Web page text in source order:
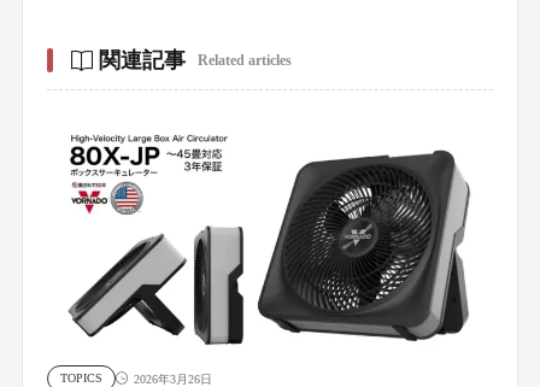
関連記事 Related articles
TOPICS 2026年3月26日